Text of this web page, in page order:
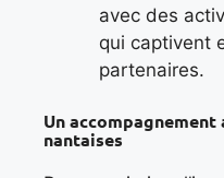
avec des
qui captivent
partenaires.
Un
nantaises